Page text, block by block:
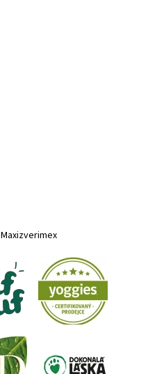
Maxizverimex